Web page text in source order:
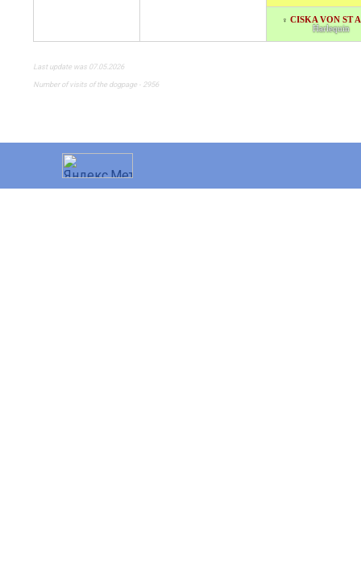
♀ CISKA VON ST
Harlequin
Last update was 07.05.2026
Number of visits of the dogpage - 2956